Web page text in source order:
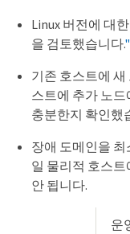
Linux 버전에 대
을 검토했습니다.
기존 호스트에
스트에 추가 노드
충분한지 확인했
장애 도메인을
일 물리적 호스
안 됩니다.
운